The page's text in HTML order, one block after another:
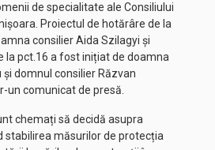
de specialitate ale Consiliului
Proiectul de hotărâre de la
consilier Aida Szilagyi și
la pct.16 a fost inițiat de doamna
domnul consilier Răzvan
un comunicat de presă.
chemați să decidă asupra
stabilirea măsurilor de protecția